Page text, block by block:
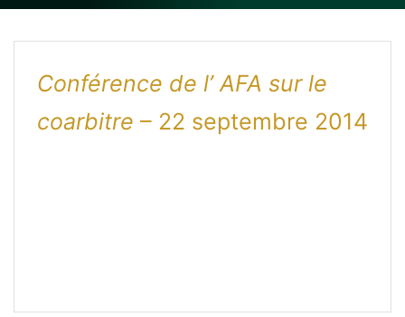
Conférence de l’ AFA sur le
coarbitre – 22 septembre 2014